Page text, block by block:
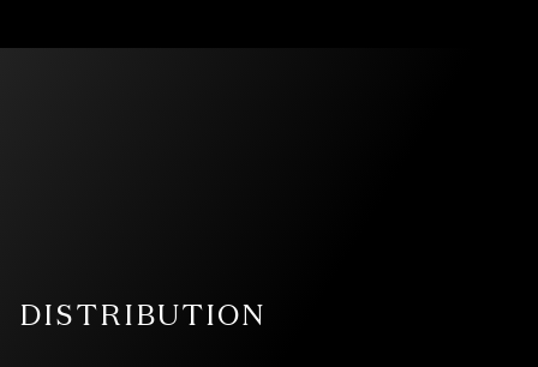
DISTRIBUTION